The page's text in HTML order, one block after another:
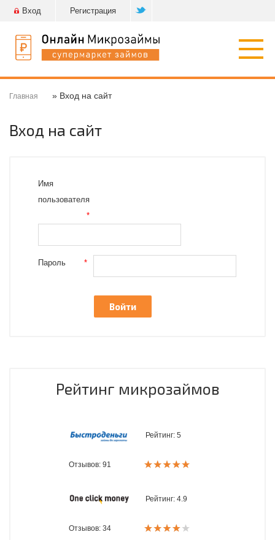
Вход Регистрация
Главная » Вход на сайт
Вход на сайт
Имя
пользователя
*
Пароль *
Рейтинг микрозаймов
Рейтинг: 5
Отзывов: 91
Рейтинг: 4.9
Отзывов: 34